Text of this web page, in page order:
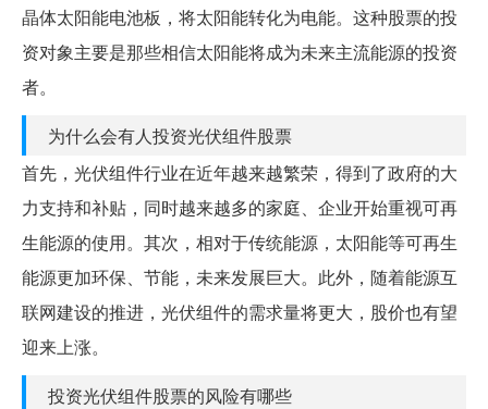
晶体太阳能电池板，将太阳能转化为电能。这种股票的投
资对象主要是那些相信太阳能将成为未来主流能源的投资
者。
为什么会有人投资光伏组件股票
首先，光伏组件行业在近年越来越繁荣，得到了政府的大
力支持和补贴，同时越来越多的家庭、企业开始重视可再
生能源的使用。其次，相对于传统能源，太阳能等可再生
能源更加环保、节能，未来发展巨大。此外，随着能源互
联网建设的推进，光伏组件的需求量将更大，股价也有望
迎来上涨。
投资光伏组件股票的风险有哪些